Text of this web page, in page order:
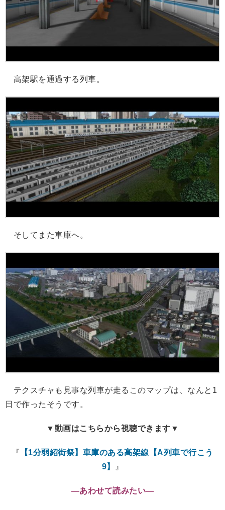
高架駅を通過する列車。
そしてまた車庫へ。
テクスチャも見事な列車が走るこのマップは、なんと1
日で作ったそうです。
▼動画はこちらから視聴できます▼
『
【1分弱紹街祭】車庫のある高架線【A列車で行こう
9】
』
―あわせて読みたい―